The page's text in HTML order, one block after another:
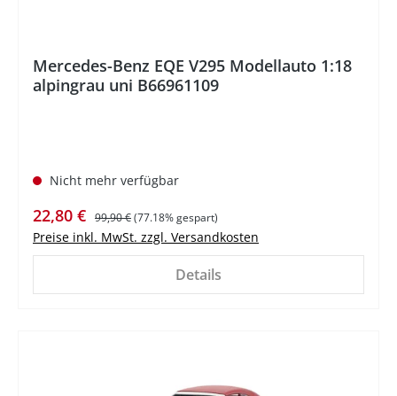
Mercedes-Benz EQE V295 Modellauto 1:18
alpingrau uni B66961109
Nicht mehr verfügbar
Verkaufspreis:
22,80 € Regulärer Preis:
99,90 €(77.18% gespart)
Preise inkl. MwSt. zzgl. Versandkosten
Details